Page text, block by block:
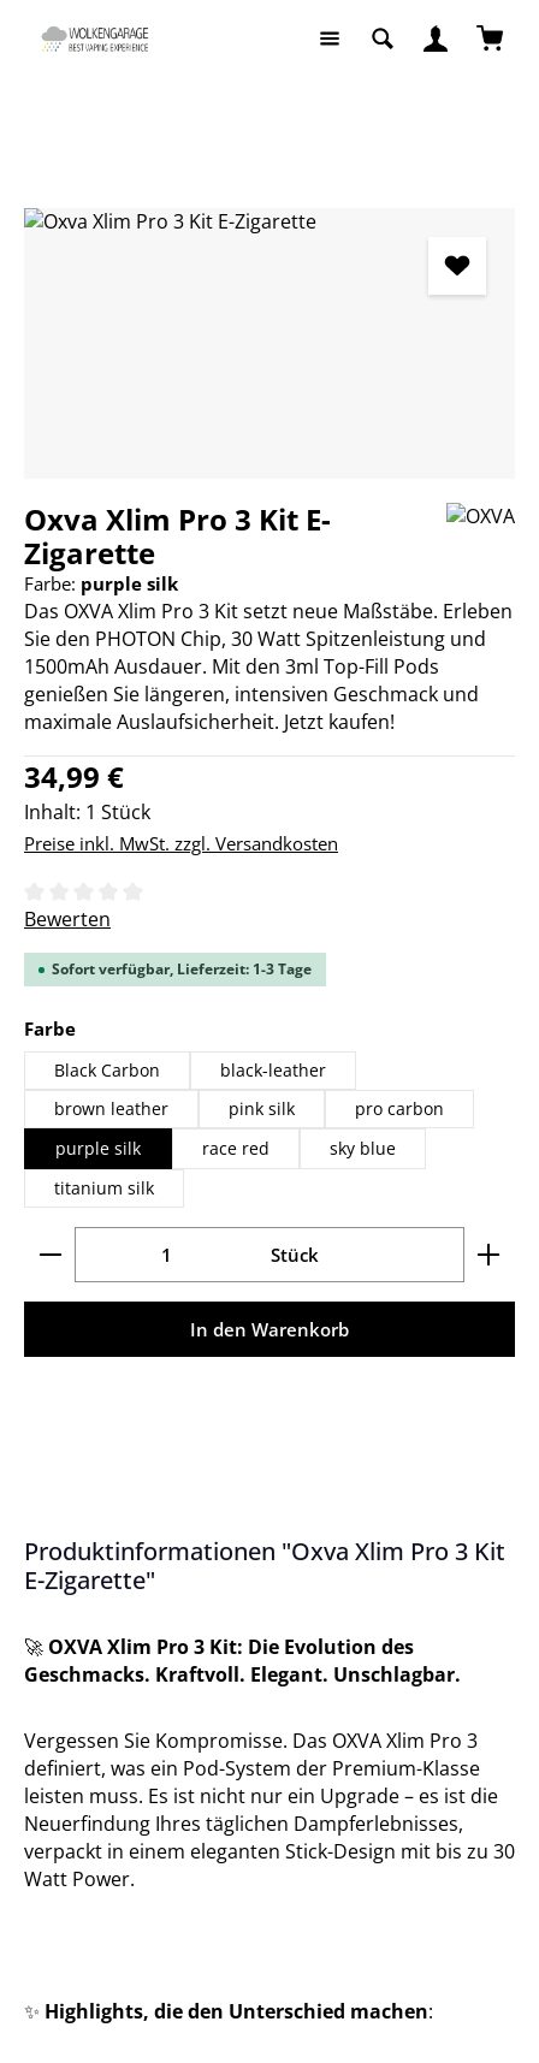
Zum Hauptinhalt springen
Bildergalerie überspringen
Oxva Xlim Pro 3 Kit E-
Zigarette
Farbe: purple silk
Das OXVA Xlim Pro 3 Kit setzt neue Maßstäbe. Erleben
Sie den PHOTON Chip, 30 Watt Spitzenleistung und
1500mAh Ausdauer. Mit den 3ml Top-Fill Pods
genießen Sie längeren, intensiven Geschmack und
maximale Auslaufsicherheit. Jetzt kaufen!
Regulärer Preis:
34,99 €
Inhalt: 1 Stück
Preise inkl. MwSt. zzgl. Versandkosten
Durchschnittliche Bewertung von 0 von 5 Sternen
Bewerten
Sofort verfügbar, Lieferzeit: 1-3 Tage
Farbeauswählen
Black Carbon
black-leather
brown leather
pink silk
pro carbon
purple silk
race red
sky blue
titanium silk
Produkt Anzahl: Gib den gewünschten Wert ein
Stück
In den Warenkorb
Produktinformationen "Oxva Xlim Pro 3 Kit
E-Zigarette"
🚀 OXVA Xlim Pro 3 Kit: Die Evolution des
Geschmacks. Kraftvoll. Elegant. Unschlagbar.
Vergessen Sie Kompromisse. Das OXVA Xlim Pro 3
definiert, was ein Pod-System der Premium-Klasse
leisten muss. Es ist nicht nur ein Upgrade – es ist die
Neuerfindung Ihres täglichen Dampferlebnisses,
verpackt in einem eleganten Stick-Design mit bis zu 30
Watt Power.
✨ Highlights, die den Unterschied machen: